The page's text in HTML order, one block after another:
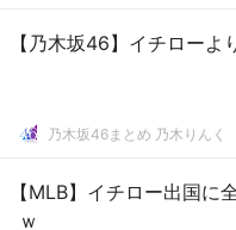
【乃木坂46】イチロー
乃木坂46まとめ 乃木りんく
【MLB】イチロー出国に
ｗ